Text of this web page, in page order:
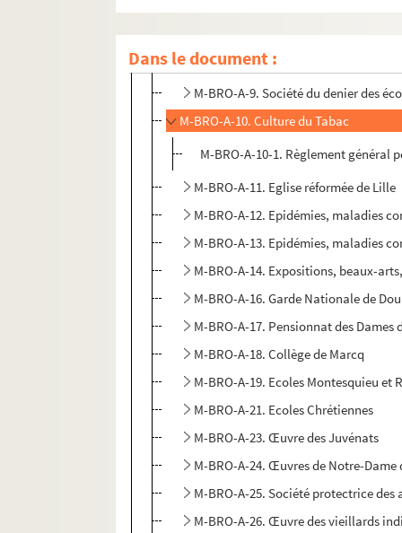
Dans le document :
M-BRO-A-3. Caisse d'épargne de Lille
M-BRO-A-6. Collège puis Lycée
M-BRO-A-7. Comité central de
M-BRO-A-9. Société du denier des
M-BRO-A-10. Culture du Tabac
M-BRO-A-10-1. Règlement général
M-BRO-A-11. Eglise réformée de Lille
M-BRO-A-12. Epidémies, maladies
M-BRO-A-13. Epidémies, maladies
M-BRO-A-14. Expositions, beaux-
M-BRO-A-16. Garde Nationale de
M-BRO-A-17. Pensionnat des Dames
M-BRO-A-18. Collège de Marcq
M-BRO-A-19. Ecoles Montesquieu et
M-BRO-A-21. Ecoles Chrétiennes
M-BRO-A-23. Œuvre des Juvénats
M-BRO-A-24. Œuvres de Notre-Dame
M-BRO-A-25. Société protectrice des
M-BRO-A-26. Œuvre des vieillards